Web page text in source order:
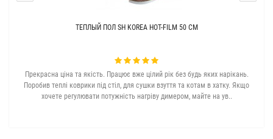
ТЕПЛЫЙ ПОЛ SH KOREA HOT-FILM 50 СМ
Прекрасна ціна та якість. Працює вже цілий рік без будь яких нарікань.
Поробив теплі коврики під стіл, для сушки взуття та котам в хатку. Якщо
хочете регулювати потужність нагріву димером, майте на ув..